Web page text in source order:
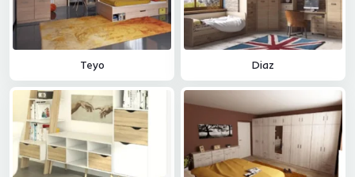
Teyo Diaz